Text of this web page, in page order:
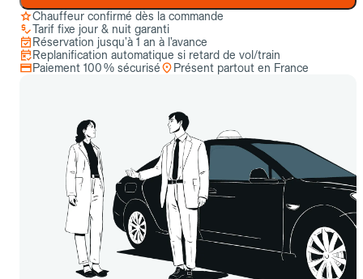
Chauffeur confirmé dès la commande
Tarif fixe jour & nuit garanti
Réservation jusqu’à 1 an à l’avance
Replanification automatique si retard de vol/train
Paiement 100 % sécurisé
Présent partout en France